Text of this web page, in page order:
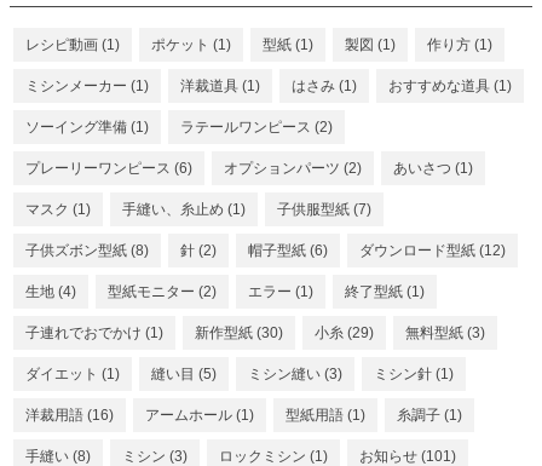
レシピ動画 (1) ポケット (1) 型紙 (1) 製図 (1) 作り方 (1)
ミシンメーカー (1) 洋裁道具 (1) はさみ (1) おすすめな道具 (1)
ソーイング準備 (1) ラテールワンピース (2)
プレーリーワンピース (6) オプションパーツ (2) あいさつ (1)
マスク (1) 手縫い、糸止め (1) 子供服型紙 (7)
子供ズボン型紙 (8) 針 (2) 帽子型紙 (6) ダウンロード型紙 (12)
生地 (4) 型紙モニター (2) エラー (1) 終了型紙 (1)
子連れでおでかけ (1) 新作型紙 (30) 小糸 (29) 無料型紙 (3)
ダイエット (1) 縫い目 (5) ミシン縫い (3) ミシン針 (1)
洋裁用語 (16) アームホール (1) 型紙用語 (1) 糸調子 (1)
手縫い (8) ミシン (3) ロックミシン (1) お知らせ (101)